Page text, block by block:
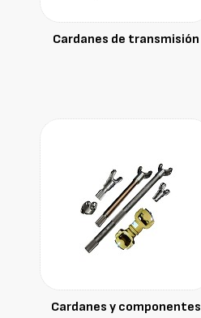
Cardanes de transmisión
Cardanes y componentes